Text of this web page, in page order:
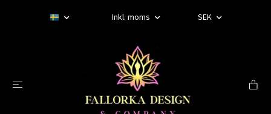
Inkl. moms SEK